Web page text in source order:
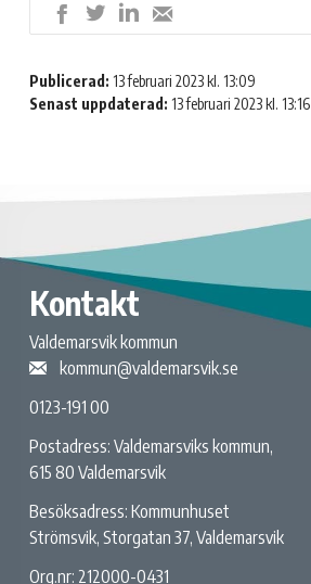
Dela
på
Dela
på
Dela
på
Dela
med
post
Publicerad: 13 februari 2023 kl. 13:09
Senast uppdaterad: 13 februari 2023 kl. 13:16
Kontakt
Valdemarsvik kommun
kommun@valdemarsvik.se
0123-191 00
Postadress: Valdemarsviks kommun,
615 80 Valdemarsvik
Besöksadress: Kommunhuset
Strömsvik, Storgatan 37, Valdemarsvik
Org.nr: 212000-0431